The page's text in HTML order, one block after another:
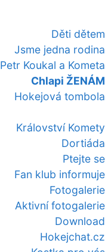
Děti dětem
Jsme jedna rodina
Petr Koukal a Kometa
Chlapi ŽENÁM
Hokejová tombola
Království Komety
Dortiáda
Ptejte se
Fan klub informuje
Fotogalerie
Aktivní fotogalerie
Download
Hokejchat.cz